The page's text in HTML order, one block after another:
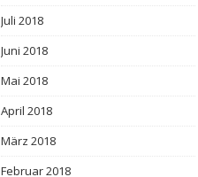
Juli 2018
Juni 2018
Mai 2018
April 2018
März 2018
Februar 2018